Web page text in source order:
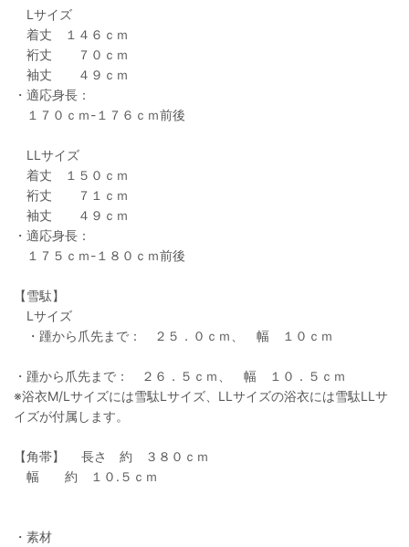
Lサイズ
着丈 １４６ｃｍ
裄丈 ７０ｃｍ
袖丈 ４９ｃｍ
・適応身長：
１７０ｃｍ-１７６ｃｍ前後
LLサイズ
着丈 １５０ｃｍ
裄丈 ７１ｃｍ
袖丈 ４９ｃｍ
・適応身長：
１７５ｃｍ-１８０ｃｍ前後
【雪駄】
Lサイズ
・踵から爪先まで： ２５．０ｃｍ、 幅 １０ｃｍ
・踵から爪先まで： ２６．５ｃｍ、 幅 １０．５ｃｍ
※浴衣M/Lサイズには雪駄Lサイズ、LLサイズの浴衣には雪駄LLサ
イズが付属します。
【角帯】 長さ 約 ３８０ｃｍ
幅 約 １０.５ｃｍ
・素材